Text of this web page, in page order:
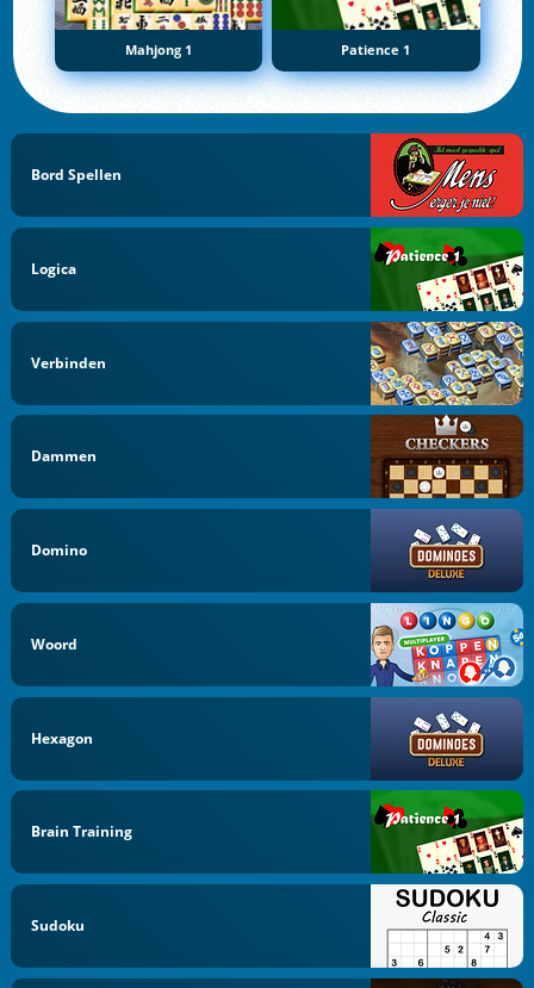
Mahjong 1 Patience 1
Bord Spellen
Logica
Verbinden
Dammen
Domino
Woord
Hexagon
Brain Training
Sudoku